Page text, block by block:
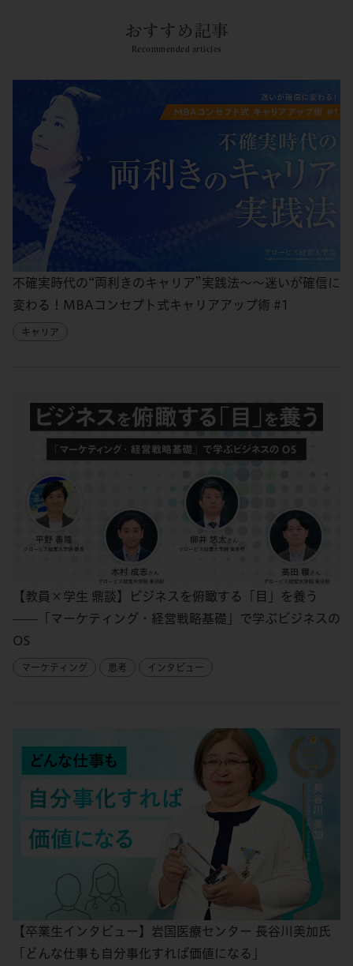
おすすめ記事
Recommended articles
不確実時代の“両利きのキャリア”実践法～～迷いが確信に
変わる！MBAコンセプト式キャリアアップ術 #1
キャリア
【教員×学生 鼎談】ビジネスを俯瞰する「目」を養う
——「マーケティング・経営戦略基礎」で学ぶビジネスの
OS
マーケティング 思考 インタビュー
【卒業生インタビュー】岩国医療センター 長谷川美加氏
「どんな仕事も自分事化すれば価値になる」